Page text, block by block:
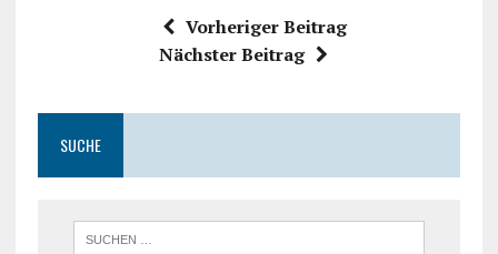
Vorheriger Beitrag
Nächster Beitrag
SUCHE